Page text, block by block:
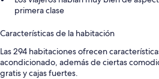
primera clase
Características de la habitación
Las 294 habitaciones ofrecen
acondicionado, además de ciertas
gratis y cajas fuertes.